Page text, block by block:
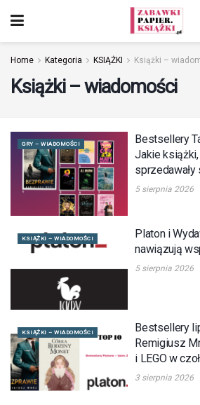
Home Kategoria KSIĄŻKI Książki –
Książki – wiadomości
GRY – WIADOMOŚCI
Bestsellery
Jakie
sprzedawały
5 sierpnia 2026
KSIĄŻKI – WIADOMOŚCI
Platon i
nawiązują
5 sierpnia 2026
KSIĄŻKI – WIADOMOŚCI
Bestsellery
Remigiusz
i LEGO w
3 sierpnia 2026